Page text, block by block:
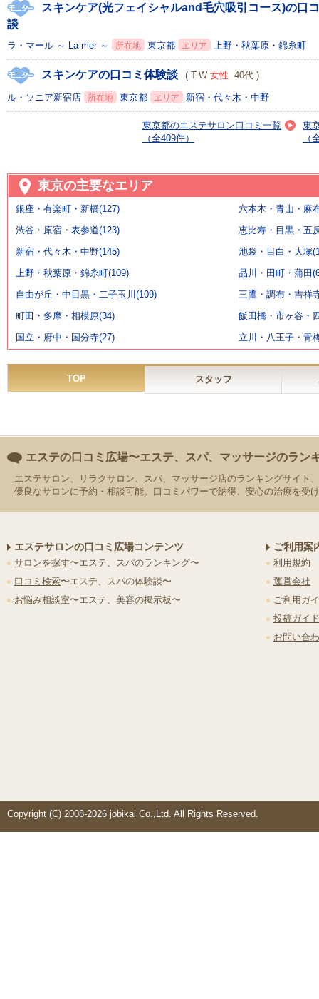
スキンケア(光フェイシャルand毛穴吸引コース)の口
談
ラ・マール ～ La mer ～ 所在地 東京都 エリア 上野・秋葉原・錦糸町
スキンケアの口コミ体験談 ( T.W 女性 40代 )
ル・ソニア新宿店 所在地 東京都 エリア 新宿・代々木・中野
東
（
東京都のエステサロン口コミ一覧
（全409件）
東京の主要なエリア
銀座・有楽町・新橋(127)
六本木・青山・麻
渋谷・原宿・表参道(123)
恵比寿・目黒・五
新宿・代々木・中野(145)
池袋・目白・大塚
上野・秋葉原・錦糸町(109)
品川・田町・蒲田
自由が丘・中目黒・二子玉川(109)
三鷹・調布・吉祥
町田・多摩・相模原(34)
飯田橋・市ヶ谷・
国立・府中・国分寺(27)
立川・八王子・青
TOP スタッフ
エステの口コミ広場〜エステ、スパ、マッサージのラン
エステサロン、リラクサロン、スパ、マッサージ店のランキングサイト
優良なサロンに予約・相談可能。口コミパワーで納得、安心の治療を受
エステサロンの口コミ広場コンテンツ
サロンを探す〜エステ、スパのランキング〜
口コミ検索〜エステ、スパの体験談〜
お悩み相談室〜エステ、美容の掲示板〜
ご利用案
利用規約
運営会社
ご利用ガ
投稿ガイ
お問い合
Copyright (C) 2008-2026 jobikai Co.,Ltd. All Rights Reserved.